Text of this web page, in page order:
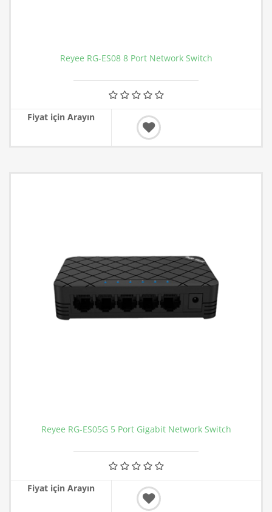
Reyee RG-ES08 8 Port Network Switch
Fiyat için Arayın
Reyee RG-ES05G 5 Port Gigabit Network Switch
Fiyat için Arayın